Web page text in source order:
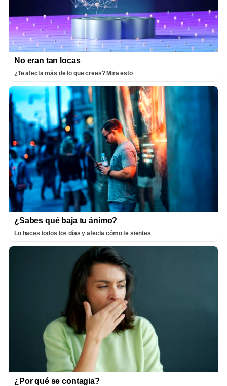
No eran tan locas
¿Te afecta más de lo que crees? Mira esto
¿Sabes qué baja tu ánimo?
Lo haces todos los días y afecta cómo te sientes
¿Por qué se contagia?